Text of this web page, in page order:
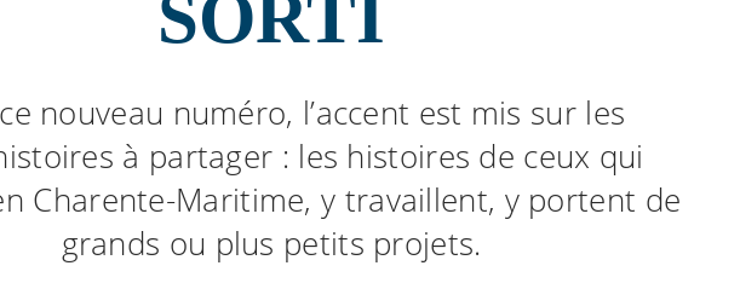
SORTI
nouveau numéro, l’accent est mis sur les
à partager : les histoires de ceux qui
Charente-Maritime, y travaillent, y portent de
grands ou plus petits projets.